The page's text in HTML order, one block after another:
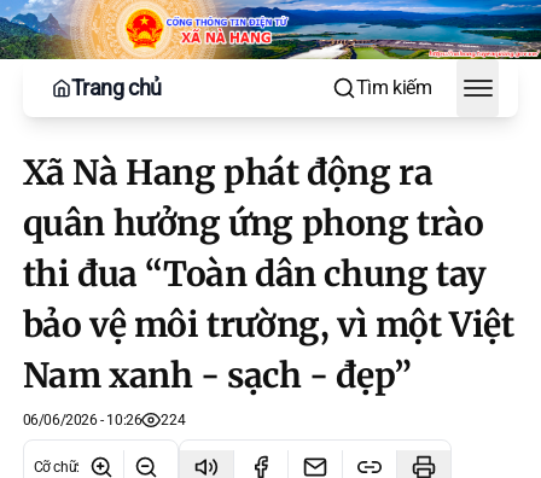
Trang chủ Tìm kiếm
Toggle
Xã Nà Hang phát động ra
quân hưởng ứng phong trào
thi đua “Toàn dân chung tay
bảo vệ môi trường, vì một Việt
Nam xanh - sạch - đẹp”
06/06/2026 - 10:26 224
Cỡ chữ: